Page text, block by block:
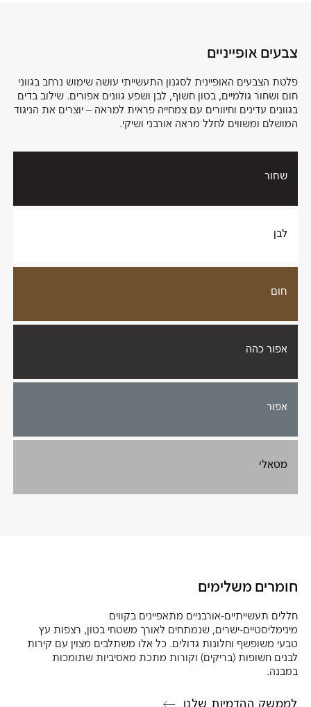
צבעים אופייניים
פלטת הצבעים האופיינית לסגנון התעשייתי עושה שימוש נרחב בגווני
חום ושחור גולמיים, בטון חשוף, לבן ושפע גוונים אפורים. שילוב בדים
בגוונים עדינים וחיוורים עם צמחייה פראית למראה – יוצרים את הניגוד
המושלם ומשווים לחלל מראה אורבני ושיקי.
שחור
לבן
חום
אפור כהה
אפור
מטאלי
חומרים משלימים
חללים תעשייתיים-אורבניים מתאפיינים בקווים
מינימליסטיים-ישרים, שנמתחים לאורך משטחי בטון, רצפות עץ
טבעי משופשף וחלונות גדולים. כל אלו משתלבים מצוין עם קירות
לבנים חשופות (בריקים) וקורות מתכת מאסיביות שתומכות
במבנה.
לממשק ההדמיות שלנו